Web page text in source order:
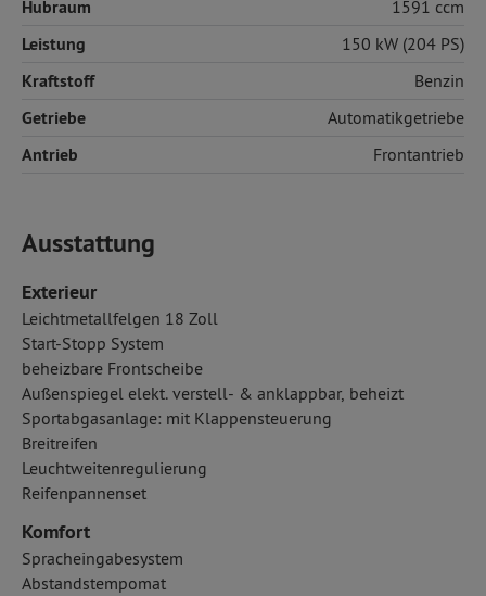
Hubraum 1591 ccm
Leistung 150 kW (204 PS)
Kraftstoff Benzin
Getriebe Automatikgetriebe
Antrieb Frontantrieb
Ausstattung
Exterieur
Leichtmetallfelgen 18 Zoll
Start-Stopp System
beheizbare Frontscheibe
Außenspiegel elekt. verstell- & anklappbar, beheizt
Sportabgasanlage: mit Klappensteuerung
Breitreifen
Leuchtweitenregulierung
Reifenpannenset
Komfort
Spracheingabesystem
Abstandstempomat